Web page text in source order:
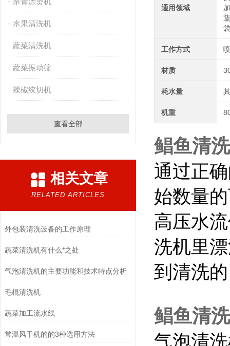
水果清洗机
蔬菜清洗机
蔬菜振动筛
辣椒绞切机
查看全部
相关文章
RELATED ARTICLES
外包装清洗设备的工作原理
蔬菜清洗机有什么*之处
气泡清洗机的主要功能和技术特点分析
毛棍清洗机
蔬菜加工流水线
常温风干机的的3种选用方法
通用领域
工作方式
材质
耗水量
机重
鲳鱼清
通过正
始数量
高压水
洗机里
到清洗
鲳鱼清
气泡清